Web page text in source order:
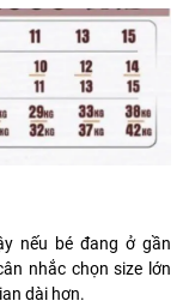
nếu bé đang ở gần
nhắc chọn size lớn
dài hơn.